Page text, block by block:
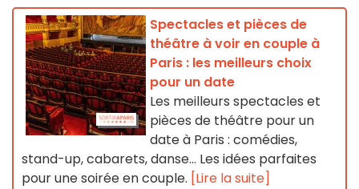
Spectacles et pièces de
théâtre à voir en couple à
Paris : les meilleurs choix
pour un date
Les meilleurs spectacles et
pièces de théâtre pour un
date à Paris : comédies,
stand-up, cabarets, danse… Les idées parfaites
pour une soirée en couple. [Lire la suite]